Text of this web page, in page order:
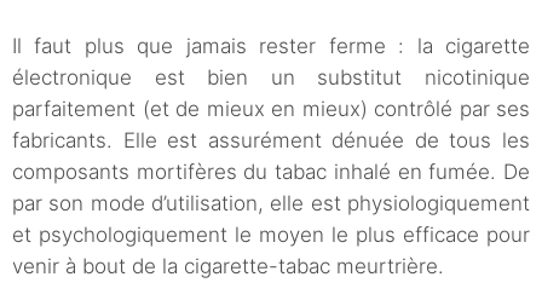
Il faut plus que jamais rester ferme : la cigarette
électronique est bien un substitut nicotinique
parfaitement (et de mieux en mieux) contrôlé par ses
fabricants. Elle est assurément dénuée de tous les
composants mortifères du tabac inhalé en fumée. De
par son mode d’utilisation, elle est physiologiquement
et psychologiquement le moyen le plus efficace pour
venir à bout de la cigarette-tabac meurtrière.